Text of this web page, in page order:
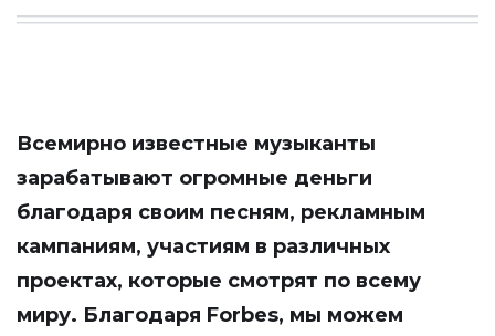
Всемирно известные музыканты
зарабатывают огромные деньги
благодаря своим песням, рекламным
кампаниям, участиям в различных
проектах, которые смотрят по всему
миру. Благодаря Forbes, мы можем